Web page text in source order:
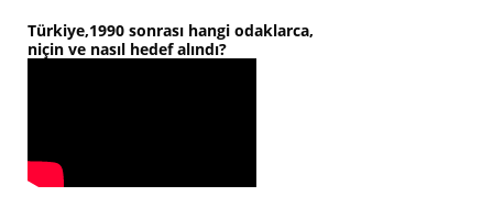
Türkiye,1990 sonrası hangi odaklarca,
niçin ve nasıl hedef alındı?